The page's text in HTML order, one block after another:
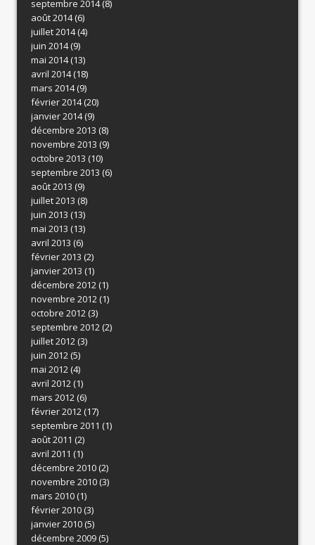
septembre 2014(8)
août 2014(6)
juillet 2014(4)
juin 2014(9)
mai 2014(13)
avril 2014(18)
mars 2014(9)
février 2014(20)
janvier 2014(9)
décembre 2013 (8)
novembre 2013 (9)
octobre 2013 (10)
septembre 2013 (6)
août 2013 (9)
juillet 2013 (8)
juin 2013 (13)
mai 2013 (13)
avril 2013 (6)
février 2013 (2)
janvier 2013 (1)
décembre 2012(1)
novembre 2012(1)
octobre 2012(3)
septembre 2012(2)
juillet 2012(3)
juin 2012(5)
mai 2012(4)
avril 2012(1)
mars 2012(6)
février 2012(17)
septembre 2011 (1)
août 2011 (2)
avril 2011 (1)
décembre 2010(2)
novembre 2010(3)
mars 2010(1)
février 2010(3)
janvier 2010(5)
décembre 2009(5)